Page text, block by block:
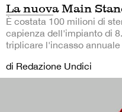
La nuova Main
È costata 100 milioni di
capienza dell'impianto di
triplicare l'incasso
di Redazione Undici